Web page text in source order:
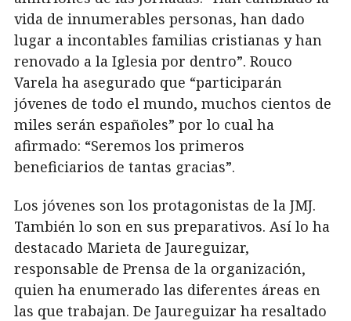
vida de innumerables personas, han dado
lugar a incontables familias cristianas y han
renovado a la Iglesia por dentro”. Rouco
Varela ha asegurado que “participarán
jóvenes de todo el mundo, muchos cientos de
miles serán españoles” por lo cual ha
afirmado: “Seremos los primeros
beneficiarios de tantas gracias”.
Los jóvenes son los protagonistas de la JMJ.
También lo son en sus preparativos. Así lo ha
destacado Marieta de Jaureguizar,
responsable de Prensa de la organización,
quien ha enumerado las diferentes áreas en
las que trabajan. De Jaureguizar ha resaltado